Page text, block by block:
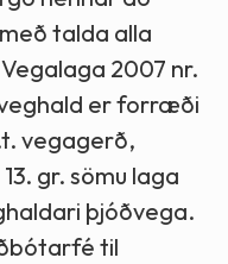
talda alla
2007 nr.
veghald er forræði
vegagerð,
gr. sömu laga
þjóðvega.
til